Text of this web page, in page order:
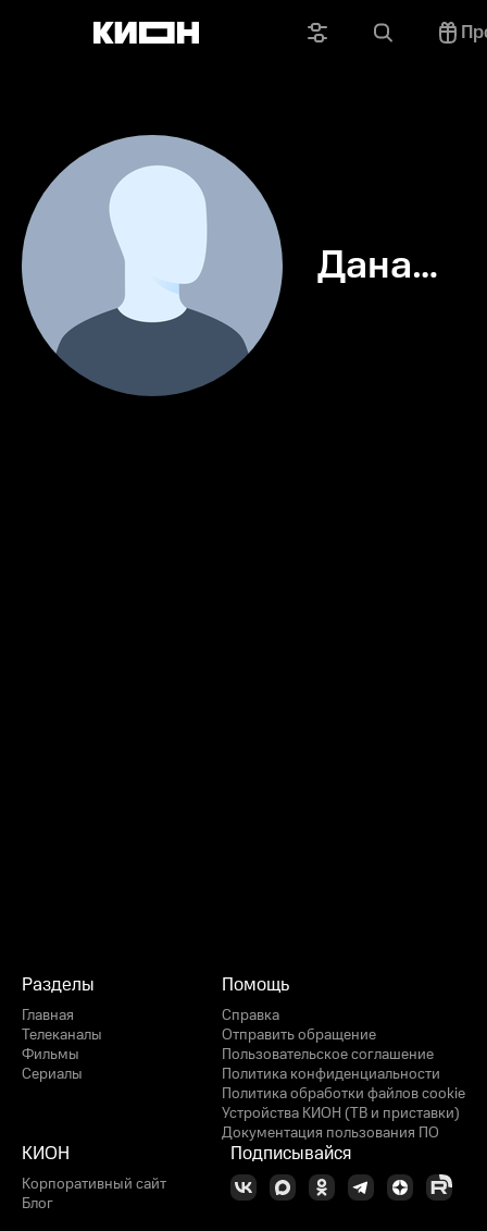
Дана
Разделы
Главная
Телеканалы
Фильмы
Сериалы
Помощь
Справка
Отправить обращение
Пользовательское соглашение
Политика конфиденциальности
Политика обработки файлов cookie
Устройства КИОН (ТВ и приставки)
Документация пользования ПО
КИОН
Корпоративный сайт
Блог
Подписывайся